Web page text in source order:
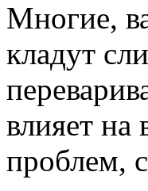
Многие,
кладут
влияет на
проблем,